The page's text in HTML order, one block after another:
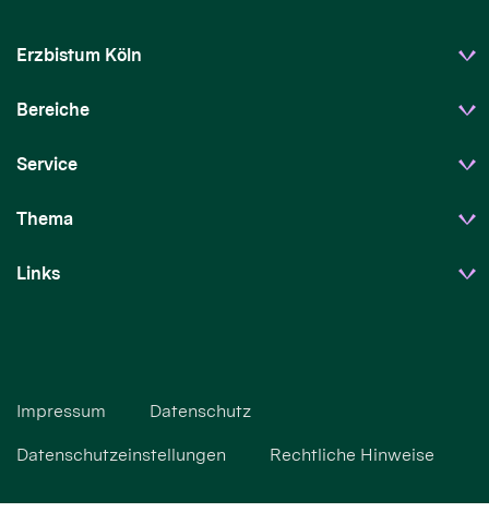
Erzbistum Köln
Bereiche
Service
Thema
Links
Impressum Datenschutz
Datenschutzeinstellungen Rechtliche Hinweise